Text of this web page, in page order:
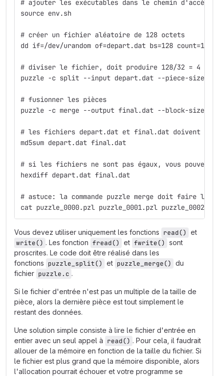
# ajouter les exécutables dans le chemin d'accès
source env.sh
# créer un fichier aléatoire de 128 octets
dd if=/dev/urandom of=depart.dat bs=128 count=1
# diviser le fichier, doit produire 128/32 = 4
puzzle -c split --input depart.dat --piece-size 32
# fusionner les pièces
puzzle -c merge --output final.dat --block-size 16
# les fichiers depart.dat et final.dat doivent
md5sum depart.dat final.dat
# si les fichiers ne sont pas égaux, vous
hexdiff depart.dat final.dat
# astuce: la commande puzzle merge doit faire la
cat puzzle_0000.pzl puzzle_0001.pzl
Vous devez utiliser uniquement les fonctions read() et
write() . Les fonction fread() et fwrite() sont
proscrites. Le code doit être réalisé dans les
fonctions puzzle_split() et puzzle_merge() du
fichier puzzle.c .
Si le fichier d'entrée n'est pas un multiple de la taille de
pièce, alors la dernière pièce est tout simplement le
restant des données.
Une solution simple consiste à lire le fichier d'entrée en
entier avec un seul appel à read() . Pour cela, il faudrait
allouer de la mémoire en fonction de la taille du fichier. Si
le fichier est plus grand que la mémoire disponible, alors
l'allocation pourrait échouer et votre programme se